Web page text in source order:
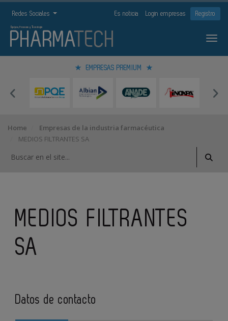
Redes Sociales Es noticia Login empresas Registro
EMPRESAS PREMIUM
Home
Empresas de la industria farmacéutica
MEDIOS FILTRANTES SA
MEDIOS FILTRANTES
SA
Datos de contacto